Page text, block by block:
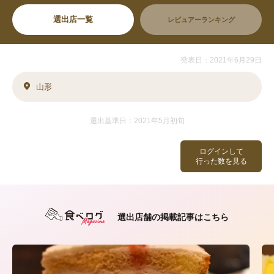
選出店一覧 レビュアーランキング
ログインして
行った数を見る
発表日：2021年6月29日
山形
選出基準日：2021年5月初旬
選出店舗の掲載記事はこちら